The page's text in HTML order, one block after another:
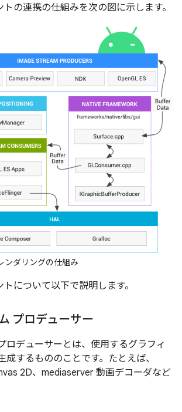
の連携の仕組みを次の図に示します。
ンダリングの仕組み
について以下で説明します。
プロデューサー
ロデューサーとは、使用するグラフィ
成するもののことです。たとえば、
2D、mediaserver 動画デコーダなど